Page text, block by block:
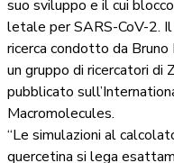
suo sviluppo e il cui
letale per SARS-CoV-2.
ricerca condotto da
un gruppo di ricercatori di
pubblicato
Macromolecules.
“Le simulazioni al
quercetina si lega